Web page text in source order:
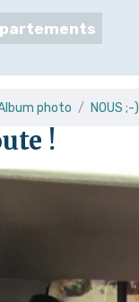
photo NOUS ;-)
!